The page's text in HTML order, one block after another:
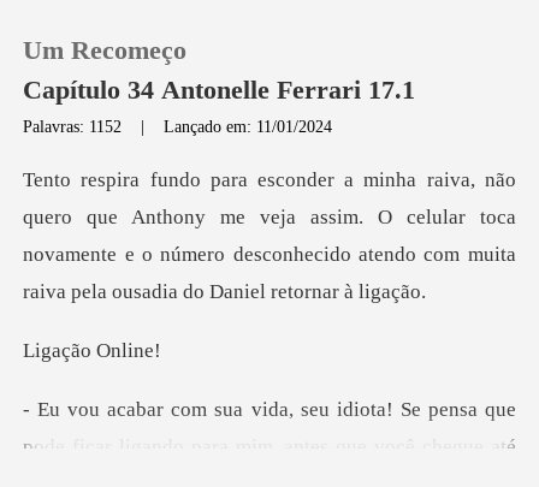
0
Loja
Um Recomeço
Capítulo 34 Antonelle Ferrari 17.1
Palavras: 1152 |Lançado em: 11/01/2024
hony me veja assim. O celular toca
novamente e o número desconheci
ção O
pensa que
pode ficar ligando para mim, ante